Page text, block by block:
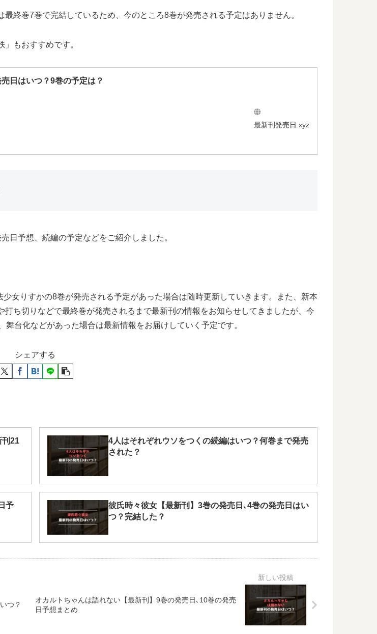
終巻7巻で完結しているため、今のところ8巻が発売される予定はありません。
もおすすめです。
日はいつ？9巻の予定は？
最新刊発売日.xyz
日予想、続編の予定などをご紹介しました。
女りすかの8巻が発売される予定があった場合は随時更新していきます。また、新本
ち切りなどで最終巻が発売されるまで最新刊の情報をお知らせしてきましたが、今
台化などがあった場合は最新情報をお届けしていく予定です。
シェアする
刊21
4人はそれぞれウソをつくの続編はいつ？何巻まで発売
された？
予
彼氏時々彼女【最新刊】3巻の発売日､4巻の発売日はい
つ？完結した？
つ？
オカルトちゃんは語れない【最新刊】9巻の発売日､10巻の発売
日予想まとめ